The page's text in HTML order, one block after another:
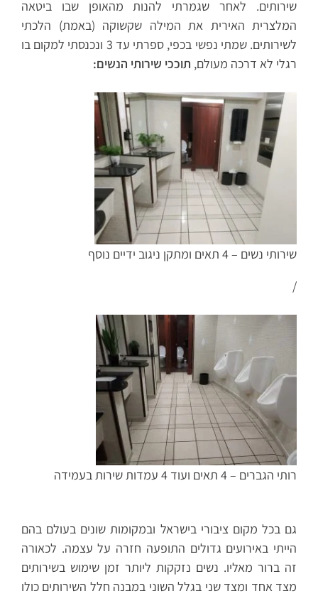
שירותים. לאחר שגמרתי להנות מהאופן שבו ביטאה
המלצרית האירית את המילה שקשוקה (באמת) הלכתי
לשירותים. שמתי נפשי בכפי, ספרתי עד 3 ונכנסתי למקום בו
רגלי לא דרכה מעולם,תוככי שירותי הנשים:
שירותי נשים – 4 תאים ומתקן ניגוב ידיים נוסף
רותי הגברים – 4 תאים ועוד 4 עמדות שירות בעמידה
גם בכל מקום ציבורי בישראל ובמקומות שונים בעולם בהם
הייתי באירועים גדולים התופעה חזרה על עצמה. לכאורה
זה ברור מאליו. נשים נזקקות ליותר זמן שימוש בשירותים
מצד אחד ומצד שני בגלל השוני במבנה חלל השירותים כולו